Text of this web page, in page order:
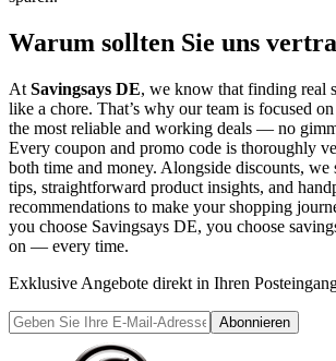
Warum sollten Sie uns
At Savingsays DE, we know that finding real
like a chore. That’s why our team is focused
the most reliable and working deals — no
Every coupon and promo code is thoroughly
both time and money. Alongside discounts,
tips, straightforward product insights, and
recommendations to make your shopping
you choose Savingsays DE, you choose
on — every time.
Exklusive Angebote direkt in Ihren
Abonnieren